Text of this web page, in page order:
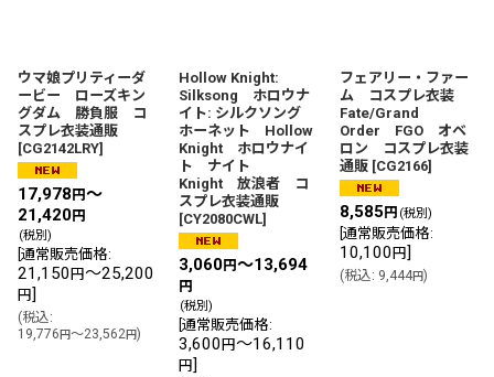
ウマ娘プリティーダ
ービー ローズキン
グダム 勝負服 コ
スプレ衣装通販
[CG2142LRY]
17,978 円～
21,420円
(税別)
通常販売価格:
21,150 円～25,200
円]
(税込:
19,776円～23,562円)
Hollow Knight:
Silksong ホロウナ
イト: シルクソング
ホーネット Hollow
Knight ホロウナイ
ト ナイト
Knight 放浪者 コ
スプレ衣装通販
[CY2080CWL]
3,060円～13,694
円
(税別)
通常販売価格:
3,600 円～16,110
円]
フェアリー・ファー
ム コスプレ衣装
Fate/Grand
Order FGO オベ
ロン コスプレ衣装
通販 [CG2166]
8,585 円 (税別)
通常販売価格:
10,100 円]
(税込: 9,444円)